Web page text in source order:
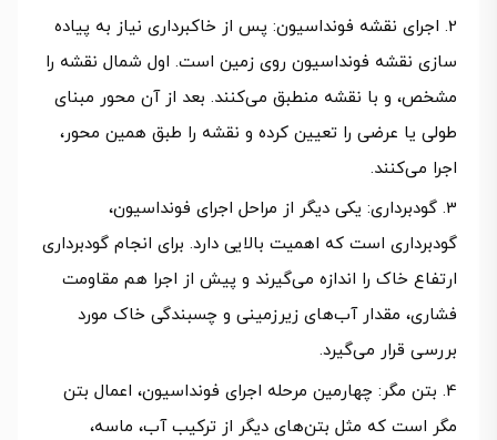
اجرای نقشه فونداسیون: پس از خاکبرداری نیاز به پیاده
سازی نقشه فونداسیون روی زمین است. اول شمال نقشه را
مشخص، و با نقشه منطبق می‌کنند. بعد از آن محور مبنای
طولی یا عرضی را تعیین کرده و نقشه را طبق همین محور،
اجرا می‌کنند.
گودبرداری: یکی دیگر از مراحل اجرای فونداسیون،
گودبرداری است که اهمیت بالایی دارد. برای انجام گودبرداری
ارتفاع خاک را اندازه می‌گیرند و پیش از اجرا هم مقاومت
فشاری، مقدار آب‌های زیرزمینی و چسبندگی خاک مورد
بررسی قرار می‌گیرد.
بتن مگر: چهارمین مرحله اجرای فونداسیون، اعمال بتن
مگر است که مثل بتن‌های دیگر از ترکیب آب، ماسه،